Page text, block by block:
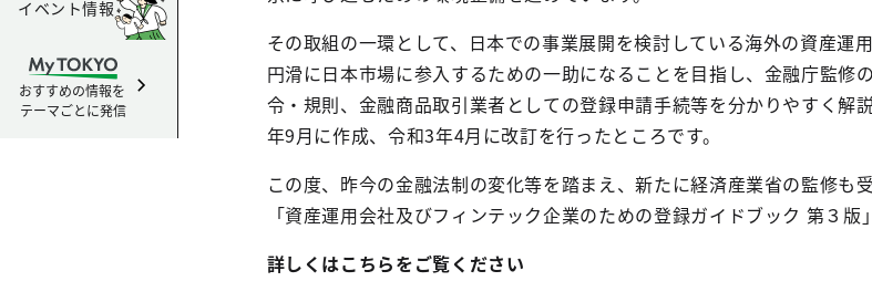
イベント情報
おすすめの情報を
テーマごとに発信
その取組の一環として、日本での事業展開を検討している海外の資産運
円滑に日本市場に参入するための一助になることを目指し、金融庁監修
令・規則、金融商品取引業者としての登録申請手続等を分かりやすく解
年9月に作成、令和3年4月に改訂を行ったところです。
この度、昨今の金融法制の変化等を踏まえ、新たに経済産業省の監修も
「資産運用会社及びフィンテック企業のための登録ガイドブック 第３版
詳しくはこちらをご覧ください